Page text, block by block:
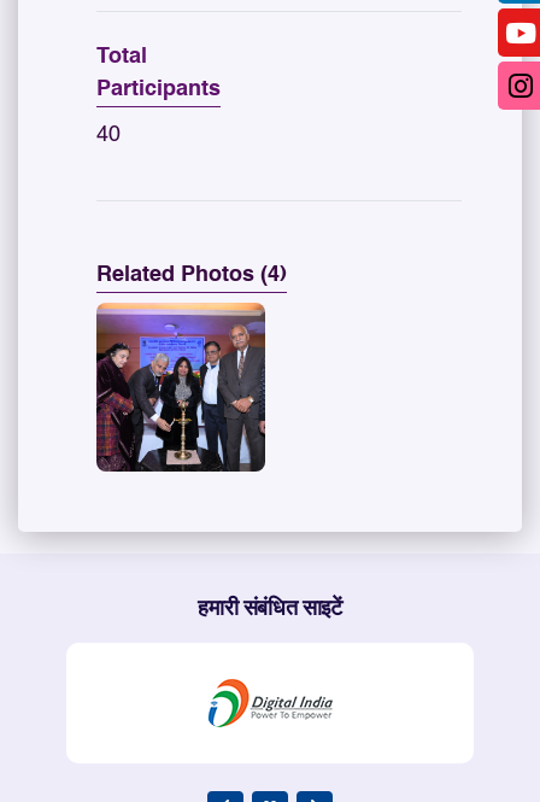
Total
Participants
40
Related Photos (4)
हमारी संबंधित साइटें